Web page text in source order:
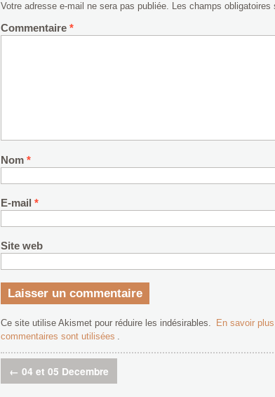
Votre adresse e-mail ne sera pas publiée. Les champs obligatoires
Commentaire *
Nom *
E-mail *
Site web
Ce site utilise Akismet pour réduire les indésirables.
En savoir
commentaires sont utilisées .
← 04 et 05 Decembre